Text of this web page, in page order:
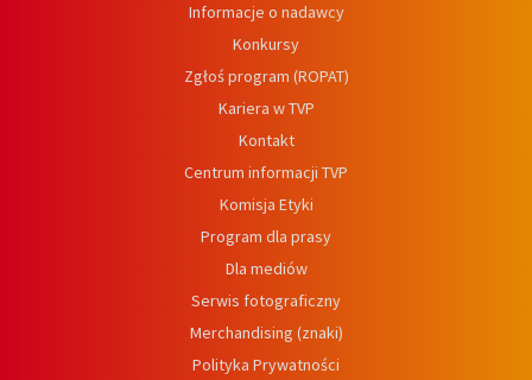
Informacje o nadawcy
Konkursy
Zgłoś program (ROPAT)
Kariera w TVP
Kontakt
Centrum informacji TVP
Komisja Etyki
Program dla prasy
Dla mediów
Serwis fotograficzny
Merchandising (znaki)
Polityka Prywatności